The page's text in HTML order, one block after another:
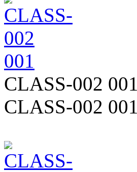
CLASS-002 001
CLASS-002 001